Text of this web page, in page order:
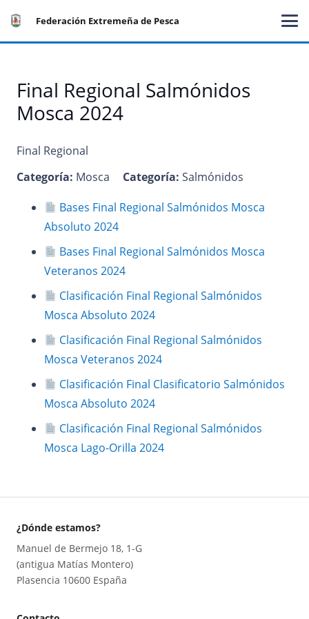
Federación Extremeña de Pesca
Final Regional Salmónidos
Mosca 2024
Final Regional
Categoría: Mosca Categoría:Salmónidos
Bases Final Regional Salmónidos Mosca
Absoluto 2024
Bases Final Regional Salmónidos Mosca
Veteranos 2024
Clasificación Final Regional Salmónidos
Mosca Absoluto 2024
Clasificación Final Regional Salmónidos
Mosca Veteranos 2024
Clasificación Final Clasificatorio Salmónidos
Mosca Absoluto 2024
Clasificación Final Regional Salmónidos
Mosca Lago-Orilla 2024
¿Dónde estamos?
Manuel de Bermejo 18, 1-G
(antigua Matías Montero)
Plasencia 10600 España